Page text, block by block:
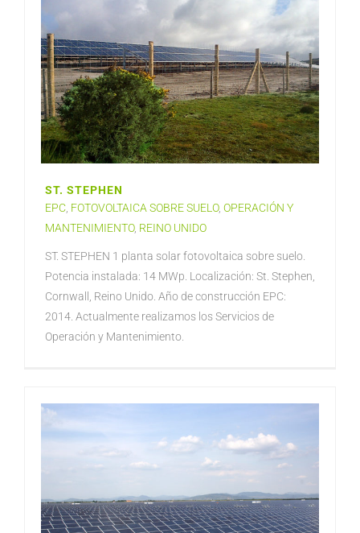
ST. STEPHEN
EPC FOTOVOLTAICA SOBRE SUELO, OPERACIÓN Y
MANTENIMIENTO, REINO UNIDO
ST. STEPHEN 1 planta solar fotovoltaica sobre suelo.
Potencia instalada: 14 MWp. Localización: St. Stephen,
Cornwall, Reino Unido. Año de construcción EPC:
2014. Actualmente realizamos los Servicios de
Operación y Mantenimiento.